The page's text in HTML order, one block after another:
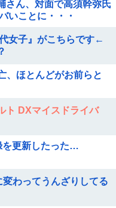
さん、対面で高須幹弥氏
いことに・・・
女子』がこちらです←
、ほとんどがお前らと
ト DXマイスドライバ
を更新したった…
変わってうんざりしてる